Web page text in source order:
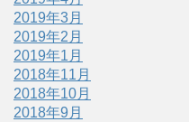
2019年3月
2019年2月
2019年1月
2018年11月
2018年10月
2018年9月